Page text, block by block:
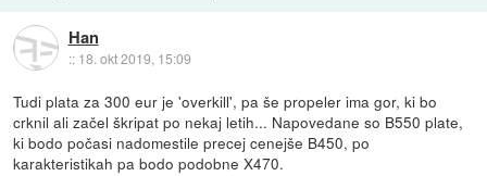
Han
:: 18. okt 2019, 15:09
Tudi plata za 300 eur je 'overkill', pa še propeler ima gor, ki bo
crknil ali začel škripat po nekaj letih... Napovedane so B550 plate,
ki bodo počasi nadomestile precej cenejše B450, po
karakteristikah pa bodo podobne X470.